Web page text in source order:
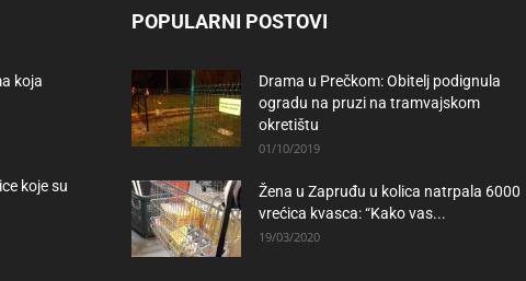
koja
koje su
POPULARNI POSTOVI
Drama u Prečkom: Obitelj podignula
ogradu na pruzi na tramvajskom
okretištu
01/10/2019
Žena u Zapruđu u kolica natrpala 6000
vrećica kvasca: “Kako vas...
19/03/2020